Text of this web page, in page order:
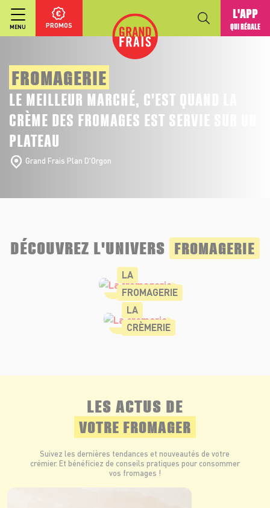
MENU PROMOS
L'APP
QUI RÉGALE
FROMAGERIE
LE MEILLEUR MARCHÉ, C'EST QUAND LA
CRÈME DES FROMAGES EST SERVIE SUR UN
PLATEAU
Grand Frais Plan D'Orgon
DÉCOUVREZ L'UNIVERS FROMAGERIE
LA
FROMAGERIE
LA
CRÈMERIE
LES ACTUS DE
VOTRE FROMAGER
Suivez les dernières tendances et nouveautés de votre
crémier. Et bénéficiez de conseils pratiques pour consommer
vos fromages !